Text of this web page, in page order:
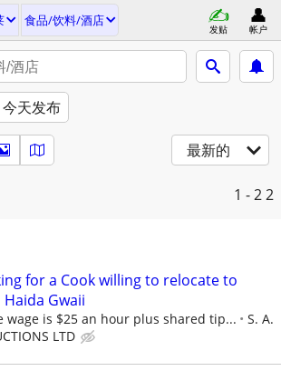
食品/饮料/酒店
发贴 帐户
今天发布
最新的
1 - 22
for a Cook willing to relocate to
Gwaii
wage is $25 an hour plus shared tip...
S. A.
LTD